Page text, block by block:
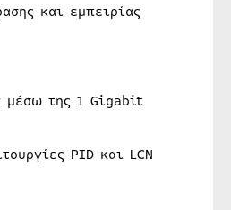
και εμπειρίας
μέσω της 1 Gigabit
PID και LCN